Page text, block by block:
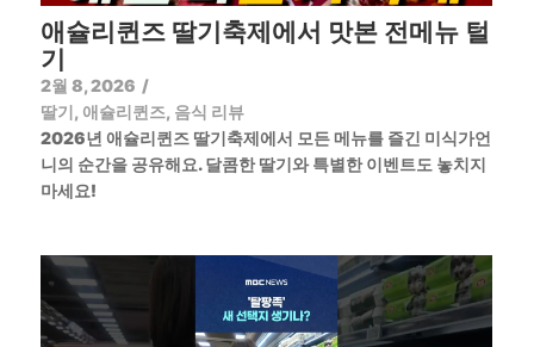
애슐리퀸즈 딸기축제에서 맛본 전메뉴 털
기
2월 8, 2026 /
딸기, 애슐리퀸즈, 음식 리뷰
2026년 애슐리퀸즈 딸기축제에서 모든 메뉴를 즐긴 미식가언
니의 순간을 공유해요. 달콤한 딸기와 특별한 이벤트도 놓치지
마세요!